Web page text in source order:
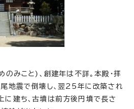
のみこと)、創建年は不詳。本殿・拝
地震で倒壊し、翌25年に改築され
に建ち、古墳は前方後円墳で長さ